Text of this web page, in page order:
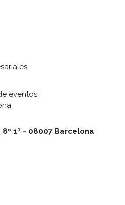
eventos
1ª - 08007 Barcelona